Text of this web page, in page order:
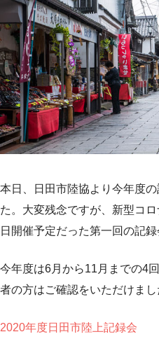
本日、日田市陸協より今年度
た。大変残念ですが、新型コ
日開催予定だった第一回の記
今年度は6月から11月までの4
者の方はご確認をいただけまし
2020年度日田市陸上記録会